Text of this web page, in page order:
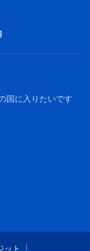
ているせいで
は叶わなかっ
ストを疑うと
ろで、その信
駄だとしか言い
きり述べるも
主イエスは、
国に入りたいです
ット